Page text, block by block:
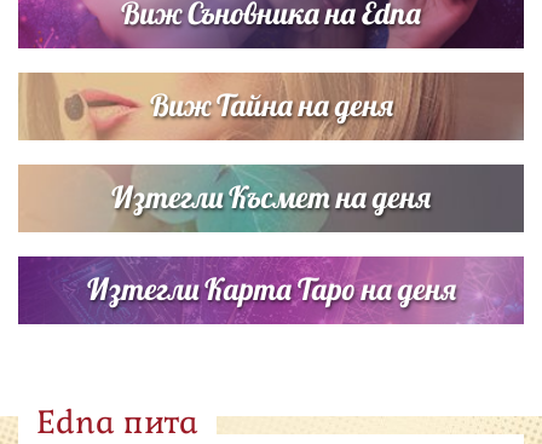
Виж Съновника на Edna
Виж Тайна на деня
Изтегли Късмет на деня
Изтегли Карта Таро на деня
Edna пита